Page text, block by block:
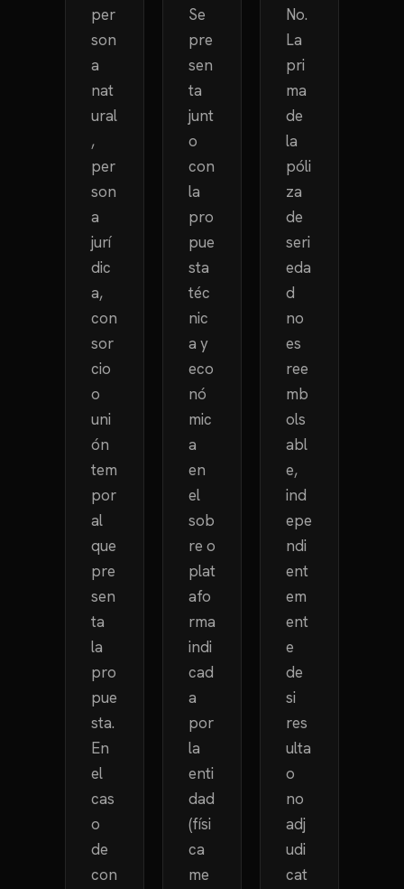
per
son
a
nat
ural
,
per
son
a
jurí
dic
a,
con
sor
cio
o
uni
ón
tem
por
al
que
pre
sen
ta
la
pro
pue
sta.
En
el
cas
o
de
con
Se
pre
sen
ta
junt
o
con
la
pro
pue
sta
téc
nic
a y
eco
nó
mic
a
en
el
sob
re o
plat
afo
rma
indi
cad
a
por
la
enti
dad
(físi
ca
me
No.
La
pri
ma
de
la
póli
za
de
seri
eda
d
no
es
ree
mb
ols
abl
e,
ind
epe
ndi
ent
em
ent
e
de
si
res
ulta
o
no
adj
udi
cat